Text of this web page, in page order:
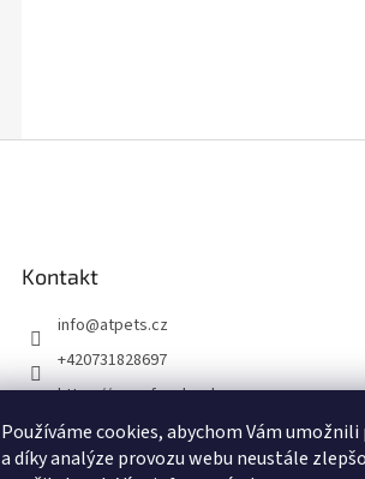
Používáme cookies, abychom Vám
a díky analýze provozu webu neustále
Kontakt
info@atpets.cz
+420731828697
https://www.facebook.co
m/ATpets.eshop
https://www.instagram.co